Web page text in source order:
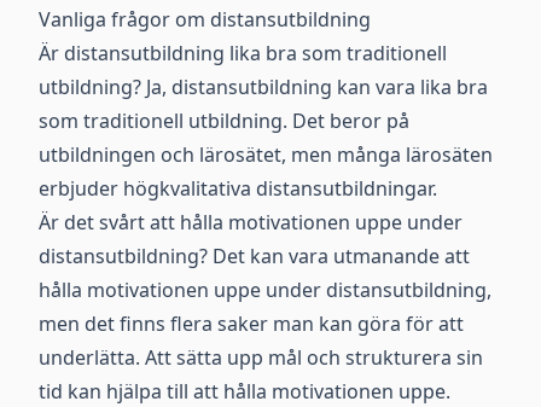
Vanliga frågor om distansutbildning
Är distansutbildning lika bra som traditionell
utbildning? Ja, distansutbildning kan vara lika bra
som traditionell utbildning. Det beror på
utbildningen och lärosätet, men många lärosäten
erbjuder högkvalitativa distansutbildningar.
Är det svårt att hålla motivationen uppe under
distansutbildning? Det kan vara utmanande att
hålla motivationen uppe under distansutbildning,
men det finns flera saker man kan göra för att
underlätta. Att sätta upp mål och strukturera sin
tid kan hjälpa till att hålla motivationen uppe.